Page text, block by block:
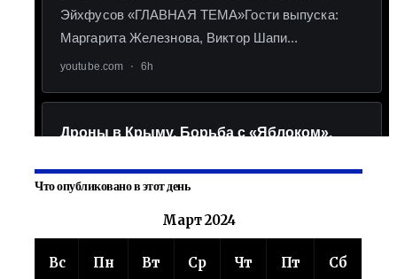
Что опубликовано в этот день
Март 2024
Вс Пн Вт Ср Чт Пт Сб